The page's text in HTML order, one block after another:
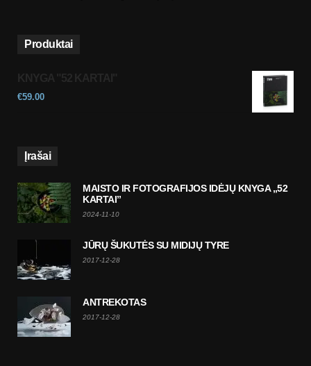
Produktai
€59.00
Įrašai
MAISTO IR FOTOGRAFIJOS IDĖJŲ KNYGA „52
KARTAI”
2024-11-10
JŪRŲ ŠUKUTĖS SU MIDIJŲ TYRE
2017-12-28
ANTREKOTAS
2017-12-28